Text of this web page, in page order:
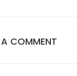
A COMMENT